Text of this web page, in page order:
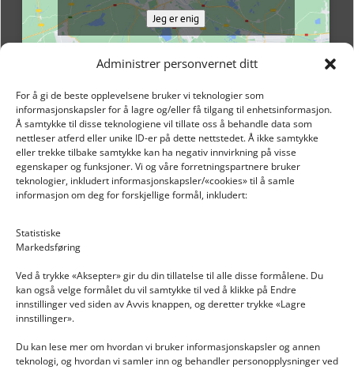
Administrer personvernet ditt
For å gi de beste opplevelsene bruker vi teknologier som
informasjonskapsler for å lagre og/eller få tilgang til enhetsinformasjon.
Å samtykke til disse teknologiene vil tillate oss å behandle data som
nettleser atferd eller unike ID-er på dette nettstedet. Å ikke samtykke
eller trekke tilbake samtykke kan ha negativ innvirkning på visse
egenskaper og funksjoner. Vi og våre forretningspartnere bruker
teknologier, inkludert informasjonskapsler/«cookies» til å samle
informasjon om deg for forskjellige formål, inkludert:
Statistiske
Markedsføring
Ved å trykke «Aksepter» gir du din tillatelse til alle disse formålene. Du
kan også velge formålet du vil samtykke til ved å klikke på Endre
innstillinger ved siden av Avvis knappen, og deretter trykke «Lagre
innstillinger».
Du kan lese mer om hvordan vi bruker informasjonskapsler og annen
teknologi, og hvordan vi samler inn og behandler personopplysninger ved
Jeg er enig
INFORMASJON